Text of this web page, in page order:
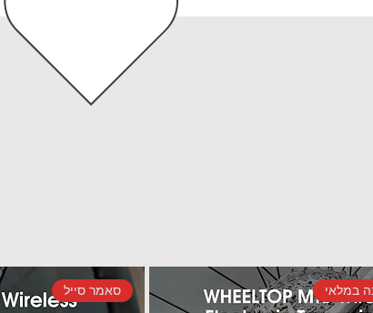
במלאי סאמר סייל